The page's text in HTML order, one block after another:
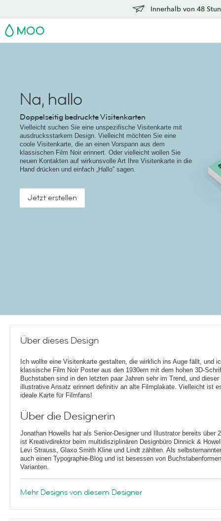
Innerhalb von 48
MOO
Na, hallo
Doppelseitig bedruckte Visitenkarten
Vielleicht suchen Sie eine unspezifische Visitenkarte mit
ausdrucksstarkem Design. Vielleicht möchten Sie eine
coole Visitenkarte, die an einen Vorspann aus dem
klassischen Film Noir erinnert. Oder vielleicht wollen Sie
neuen Kontakten auf wirkunsvolle Art Ihre Visitenkarte in die
Hand drücken und einfach „Hallo” sagen.
Jetzt erstellen
Über dieses Design
Ich wollte eine Visitenkarte gestalten, die wirklich ins Auge fällt, und
klassische Film Noir Poster aus den 1930ern mit dem hohen 3D-
Buchstaben sind in den letzten paar Jahren sehr im Trend, und dieser
illustrative Ansatz erinnert definitiv an alte Filmplakate. Vielleicht ist
ideale Karte für Filmfans!
Über die Designerin
Jonathan Howells hat als Senior-Designer und Illustrator bereits über
ist Kreativdirektor beim multidisziplinären Designbüro Dinnick &
Levi Strauss, Glaxo Smith Kline und Lindt zählten. Als
auch einen Typographie-Blog und ist besessen von
Varianten.
Mehr Designs von diesem Designer